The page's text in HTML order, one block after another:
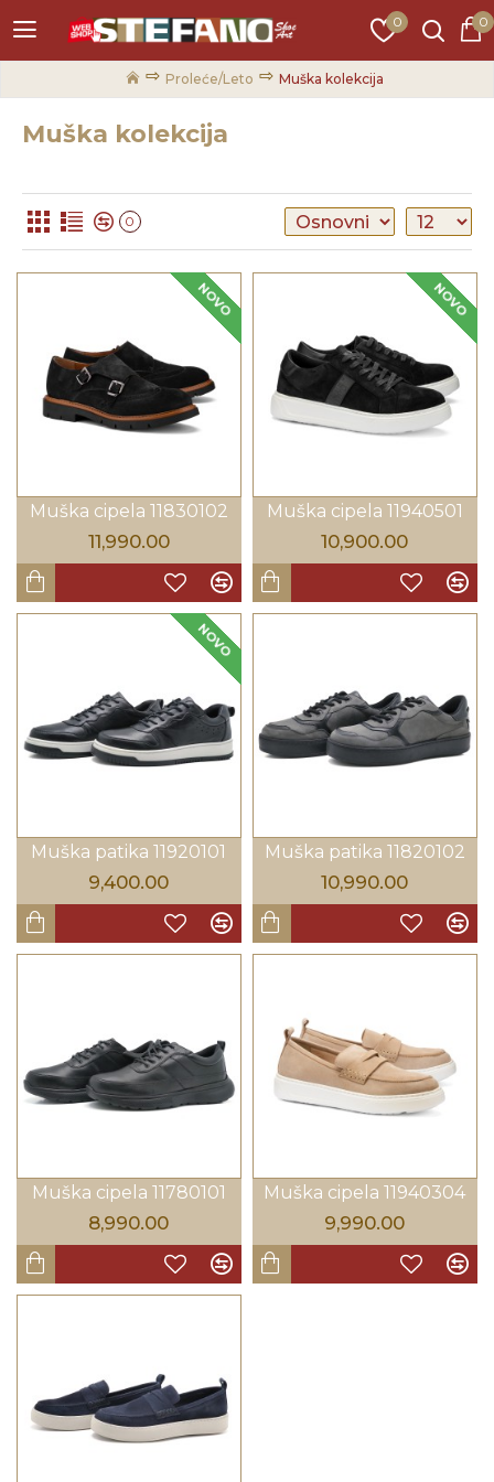
0 0
Proleće/Leto Muška kolekcija
Muška kolekcija
0
NOVO
Muška cipela 11830102
11,990.00
NOVO
Muška cipela 11940501
10,900.00
NOVO
Muška patika 11920101
9,400.00
Muška patika 11820102
10,990.00
Muška cipela 11780101
8,990.00
Muška cipela 11940304
9,990.00